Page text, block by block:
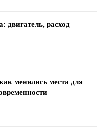
двигатель, расход
менялись места для